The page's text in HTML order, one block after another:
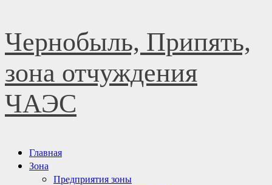
Перейти
к
содержимому
Чернобыль, Припять,
зона отчуждения
ЧАЭС
Основное
меню
Главная
Зона
Предприятия зоны